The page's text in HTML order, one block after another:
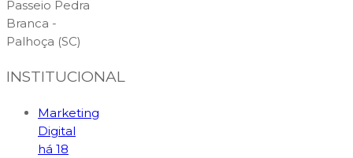
Passeio Pedra
Branca -
Palhoça (SC)
INSTITUCIONAL
Marketing
Digital
há 18